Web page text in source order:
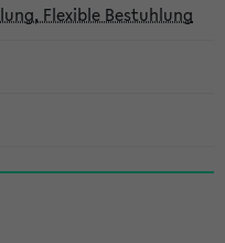
Flexible Bestuhlung